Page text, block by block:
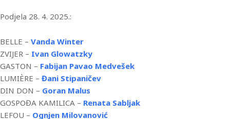
Podjela 28. 4. 2025.:
BELLE – Vanda Winter
ZVIJER – Ivan Glowatzky
GASTON – Fabijan Pavao Medvešek
LUMIÈRE – Đani Stipaničev
DIN DON – Goran Malus
GOSPOĐA KAMILICA – Renata Sabljak
LEFOU – Ognjen Milovanović